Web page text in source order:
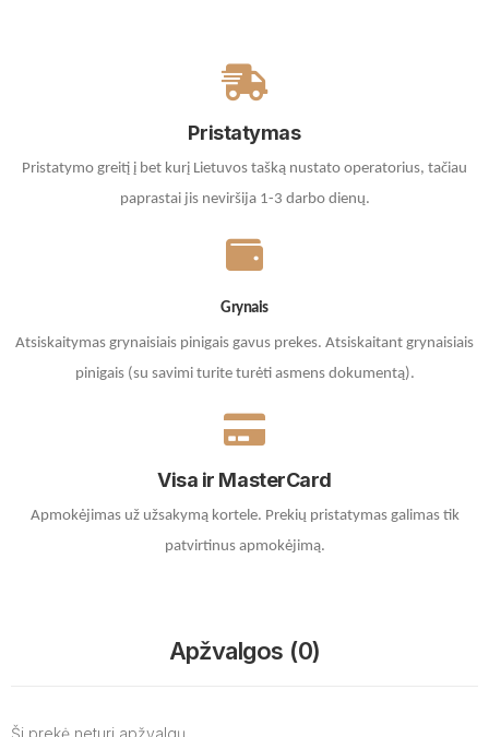
Pristatymas
Pristatymo greitį į bet kurį Lietuvos tašką nustato operatorius, tačiau
paprastai jis neviršija 1-3 darbo dienų.
Grynais
Atsiskaitymas grynaisiais pinigais gavus prekes. Atsiskaitant grynaisiais
pinigais (su savimi turite turėti asmens dokumentą).
Visa ir MasterCard
Apmokėjimas už užsakymą kortele. Prekių pristatymas galimas tik
patvirtinus apmokėjimą.
Apžvalgos (0)
Ši prekė neturi apžvalgų.